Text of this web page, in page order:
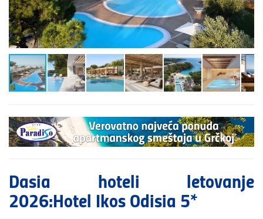
Dasia hoteli letovanje
2026:Hotel Ikos Odisia 5*